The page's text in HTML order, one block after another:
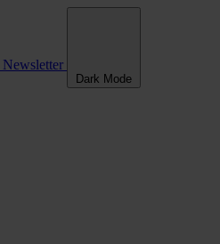
Newsletter
Dark Mode